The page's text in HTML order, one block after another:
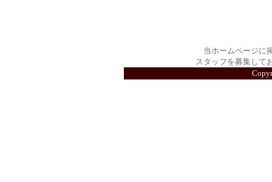
当ホームページに
スタッフを募集して